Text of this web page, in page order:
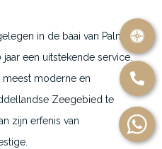
in de baai van Palma,
een uitstekende service.
meest moderne en
Zeegebied te
zijn erfenis van